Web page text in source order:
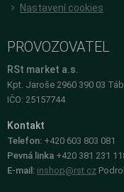
Nastavení cookies
PROVOZOVATEL
RSt market a.s.
Kpt. Jaroše 2960 390 03
IČO: 25157744
Kontakt
Telefon: +420 603 803 081
Pevná linka +420 381 231
E-mail: inshop@rst.cz